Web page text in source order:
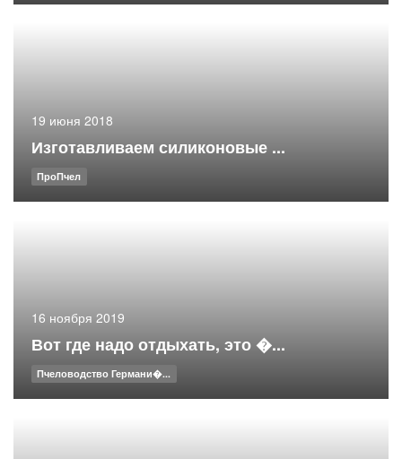
19 июня 2018
Изготавливаем силиконовые ...
ПроПчел
16 ноября 2019
Вот где надо отдыхать, это �...
Пчеловодство Германи�...